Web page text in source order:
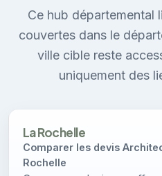
Ce hub départemental
couvertes dans le
ville cible reste
uniquement des
La Rochelle
Comparer les devis
Rochelle